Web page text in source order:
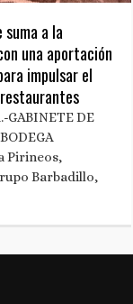
suma a la
una aportación
impulsar el
GABINETE DE
Pirineos,
Barbadillo,